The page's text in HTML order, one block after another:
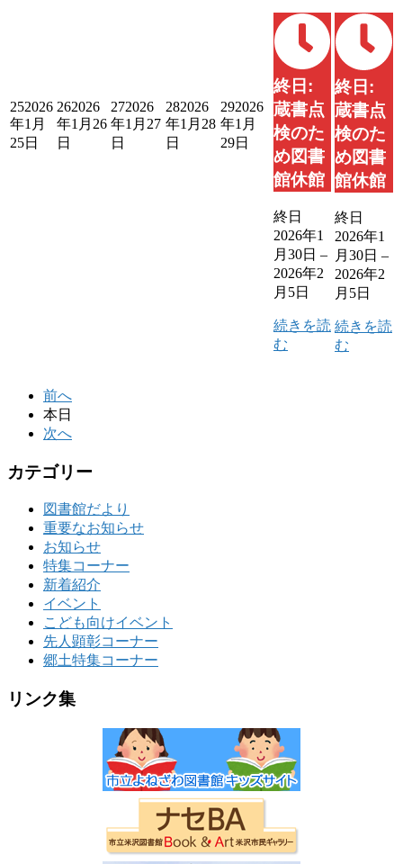
252026
年1月
25日
262026
年1月26
日
272026
年1月27
日
282026
年1月28
日
292026
年1月
29日
終日:
蔵書点
検のた
め図書
館休館
終日
2026年1
月30日 –
2026年2
月5日
続きを読
む
終日:
蔵書点
検のた
め図書
館休館
終日
2026年1
月30日 –
2026年2
月5日
続きを読
む
前へ
本日
次へ
カテゴリー
図書館だより
重要なお知らせ
お知らせ
特集コーナー
新着紹介
イベント
こども向けイベント
先人顕彰コーナー
郷土特集コーナー
リンク集